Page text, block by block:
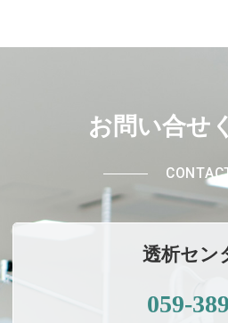
お問い合せ
透析セン
059-